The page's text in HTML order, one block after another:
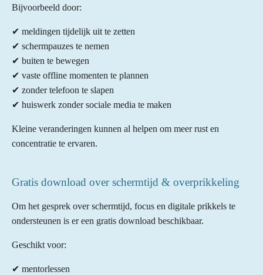
Bijvoorbeeld door:
✔ meldingen tijdelijk uit te zetten
✔ schermpauzes te nemen
✔ buiten te bewegen
✔ vaste offline momenten te plannen
✔ zonder telefoon te slapen
✔ huiswerk zonder sociale media te maken
Kleine veranderingen kunnen al helpen om meer rust en
concentratie te ervaren.
Gratis download over schermtijd & overprikkeling
Om het gesprek over schermtijd, focus en digitale prikkels te
ondersteunen is er een gratis download beschikbaar.
Geschikt voor:
✔ mentorlessen